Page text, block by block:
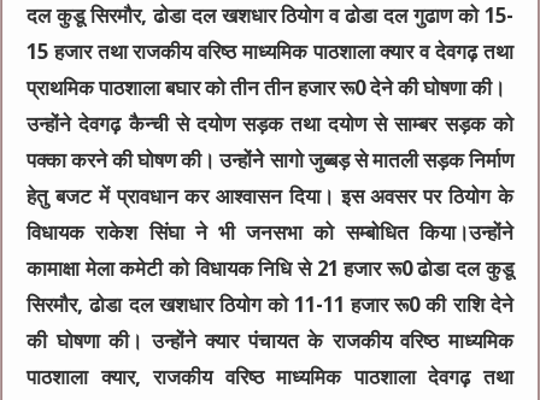
दल कुडू सिरमौर, ढोडा दल खशधार ठियोग व ढोडा दल गुढाण को 15-
15 हजार तथा राजकीय वरिष्ठ माध्यमिक पाठशाला क्यार व देवगढ़ तथा
प्राथमिक पाठशाला बघार को तीन तीन हजार रू0 देने की घोषणा की।
उन्होंने देवगढ़ कैन्ची से दयोण सड़क तथा दयोण से साम्बर सड़क को
पक्का करने की घोषण की। उन्होंनेे सागो जुब्बड़ से मातली सड़क निर्माण
हेतु बजट में प्रावधान कर आश्वासन दिया। इस अवसर पर ठियोग के
विधायक राकेश सिंघा ने भी जनसभा को सम्बोधित किया।उन्होंने
कामाक्षा मेला कमेटी को विधायक निधि से 21 हजार रू0 ढोडा दल कुडू
सिरमौर, ढोडा दल खशधार ठियोग को 11-11 हजार रू0 की राशि देने
की घोषणा की। उन्होंने क्यार पंचायत के राजकीय वरिष्ठ माध्यमिक
पाठशाला क्यार, राजकीय वरिष्ठ माध्यमिक पाठशाला देवगढ़ तथा